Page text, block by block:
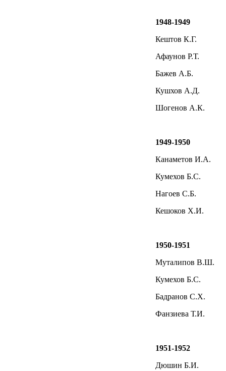
1948-1949
Кештов К.Г.
Афаунов Р.Т.
Бажев А.Б.
Кушхов А.Д.
Шогенов А.К.
1949-1950
Канаметов И.А.
Кумехов Б.С.
Нагоев С.Б.
Кешоков Х.И.
1950-1951
Муталипов В.Ш.
Кумехов Б.С.
Бадранов С.Х.
Фанзиева Т.И.
1951-1952
Дюшин Б.И.